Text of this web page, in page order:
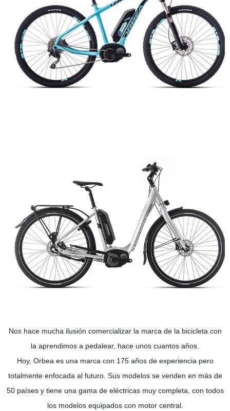
Nos hace mucha ilusión comercializar la marca de la bicicleta con
la aprendimos a pedalear, hace unos cuantos años.
Hoy, Orbea es una marca con 175 años de experiencia pero
totalmente enfocada al futuro. Sus modelos se venden en más de
50 países y tiene una gama de eléctricas muy completa, con todos
los modelos equipados con motor central.